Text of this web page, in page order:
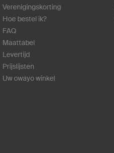
Verenigingskorting
Hoe bestel ik?
FAQ
Maattabel
Levertijd
Prijslijsten
Uw owayo winkel